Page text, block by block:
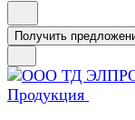
Получить
Продукция